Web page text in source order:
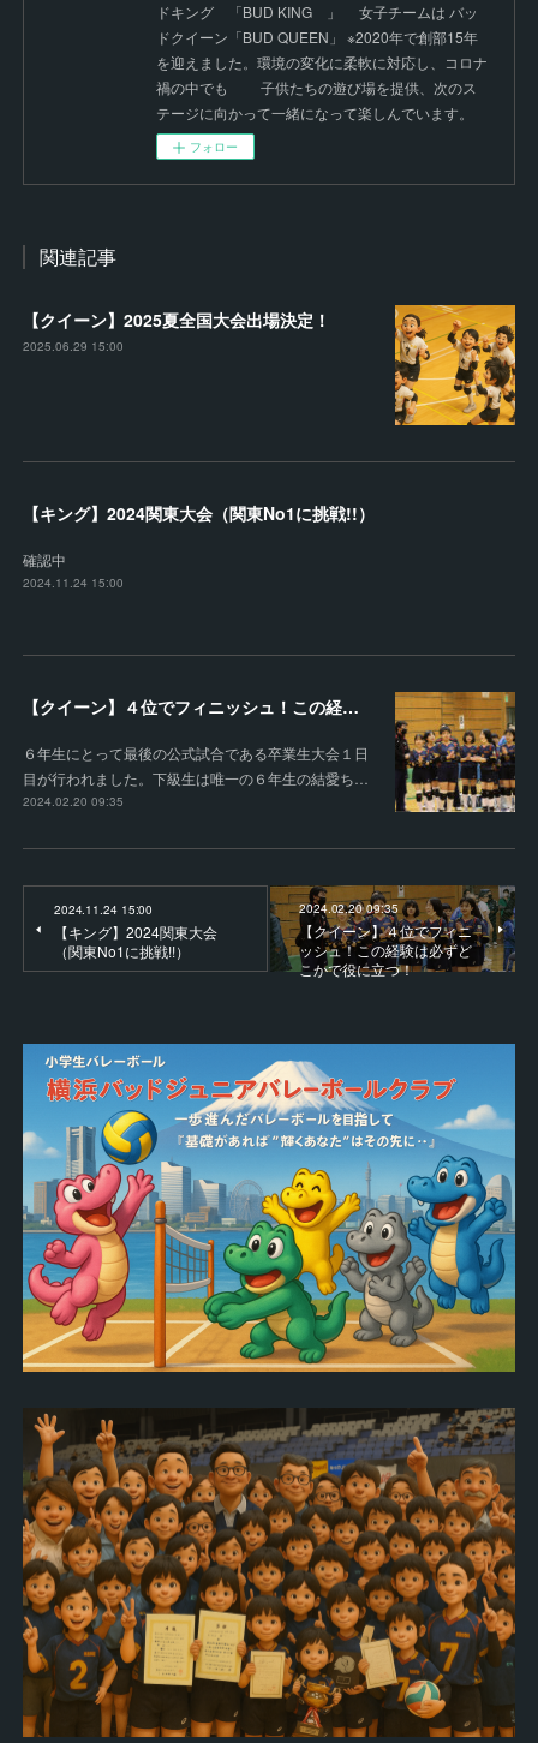
ドキング 「BUD KING 」 女子チームは バッ
ドクイーン「BUD QUEEN」 ※2020年で創部15年
を迎えました。環境の変化に柔軟に対応し、コロナ
禍の中でも 子供たちの遊び場を提供、次のス
テージに向かって一緒になって楽しんでいます。
フォロー
関連記事
【クイーン】2025夏全国大会出場決定！
2025.06.29 15:00
【キング】2024関東大会（関東No1に挑戦!!）
確認中
2024.11.24 15:00
【クイーン】４位でフィニッシュ！この経験は必ずどこかで役に立つ！
６年生にとって最後の公式試合である卒業生大会１日
目が行われました。下級生は唯一の６年生の結愛ち…
2024.02.20 09:35
2024.11.24 15:00
【キング】2024関東大会
（関東No1に挑戦!!）
2024.02.20 09:35
【クイーン】４位でフィニ
ッシュ！この経験は必ずど
こかで役に立つ！